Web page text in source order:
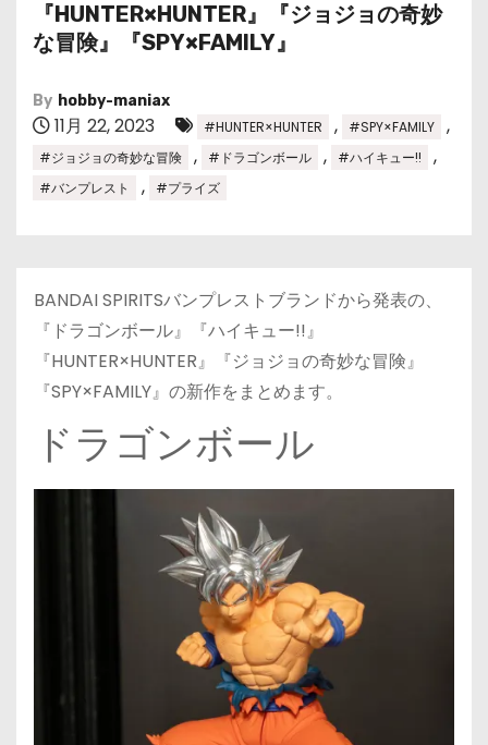
『HUNTER×HUNTER』『ジョジョの奇妙
な冒険』『SPY×FAMILY』
By hobby-maniax
11月 22, 2023 #HUNTER×HUNTER , #SPY×FAMILY ,
#ジョジョの奇妙な冒険 , #ドラゴンボール , #ハイキュー!! ,
#バンプレスト , #プライズ
BANDAI SPIRITSバンプレストブランドから発表の、
『ドラゴンボール』『ハイキュー!!』
『HUNTER×HUNTER』『ジョジョの奇妙な冒険』
『SPY×FAMILY』の新作をまとめます。
ドラゴンボール